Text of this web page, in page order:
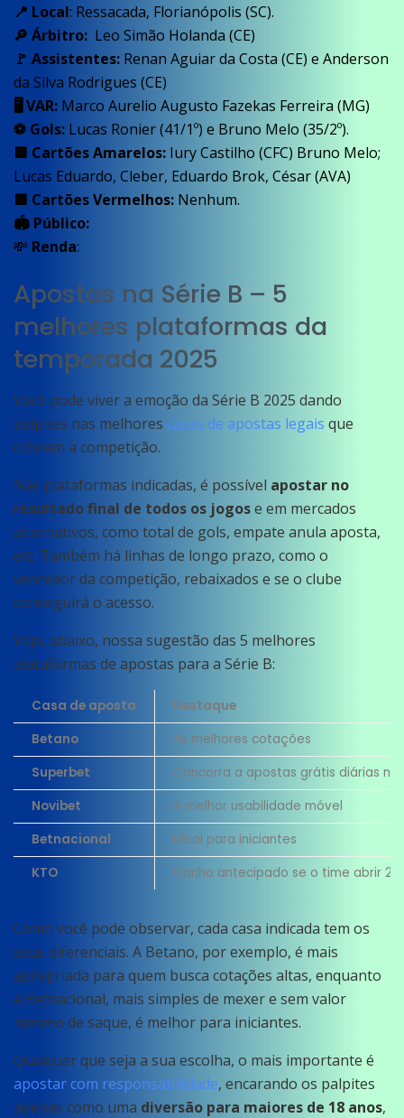
📍 Local: Ressacada, Florianópolis (SC).
🔎 Árbitro: Leo Simão Holanda (CE)
🚩 Assistentes: Renan Aguiar da Costa (CE) e Anderson
da Silva Rodrigues (CE)
🖥️ VAR: Marco Aurelio Augusto Fazekas Ferreira (MG)
⚽ Gols: Lucas Ronier (41/1º) e Bruno Melo (35/2º).
🟨 Cartões Amarelos: Iury Castilho (CFC) Bruno Melo;
Lucas Eduardo, Cleber, Eduardo Brok, César (AVA)
🟥 Cartões Vermelhos: Nenhum.
🏟️ Público:
💸 Renda:
Apostas na Série B – 5
melhores plataformas da
temporada 2025
Você pode viver a emoção da Série B 2025 dando
palpites nas melhores casas de apostas legais que
cobrem a competição.
Nas plataformas indicadas, é possível apostar no
resultado final de todos os jogose em mercados
alternativos, como total de gols, empate anula aposta,
etc. Também há linhas de longo prazo, como o
vencedor da competição, rebaixados e se o clube
conseguirá o acesso.
Veja, abaixo, nossa sugestão das 5 melhores
plataformas de apostas para a Série B:
Casa de aposta
Destaque
Betano
As melhores cotações
Superbet
Concorra a apostas grátis diárias na
Novibet
A melhor usabilidade móvel
Betnacional
Ideal para iniciantes
KTO
Ganho antecipado se o time abrir 2
Como você pode observar, cada casa indicada tem os
seus diferenciais. A Betano, por exemplo, é mais
apropriada para quem busca cotações altas, enquanto
a Betnacional, mais simples de mexer e sem valor
mínimo de saque, é melhor para iniciantes.
Qualquer que seja a sua escolha, o mais importante é
apostar com responsabilidade, encarando os palpites
apenas como uma diversão para maiores de 18 anos,